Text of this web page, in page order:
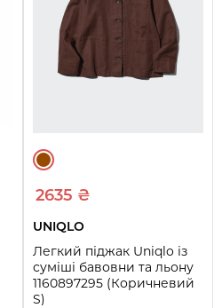
2635 ₴
UNIQLO
Легкий піджак Uniqlo із
суміші бавовни та льону
1160897295 (Коричневий
S)